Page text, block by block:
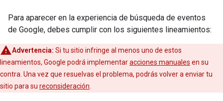
Para aparecer en la experiencia de búsqueda de eventos
de Google, debes cumplir con los siguientes lineamientos:
Advertencia: Si tu sitio infringe al menos uno de estos
lineamientos, Google podrá implementaracciones manuales en su
contra. Una vez que resuelvas el problema, podrás volver a enviar tu
sitio para su reconsideración